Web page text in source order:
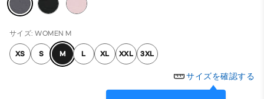
サイズ: WOMEN M
XS S M L XL XXL 3XL
サイズを確認する